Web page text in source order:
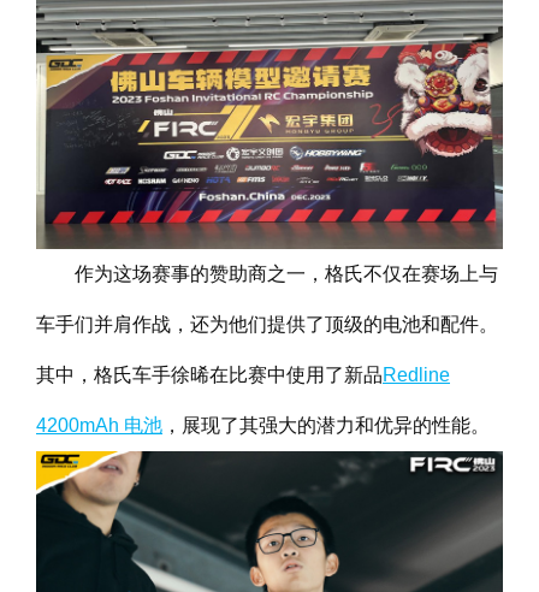
作为这场赛事的赞助商之一，格氏不仅在赛场上与
车手们并肩作战，还为他们提供了顶级的电池和配件。
其中，格氏车手徐晞在比赛中使用了新品Redline
4200mAh 电池 ，展现了其强大的潜力和优异的性能。